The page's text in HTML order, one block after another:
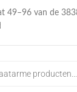
49–96 van de